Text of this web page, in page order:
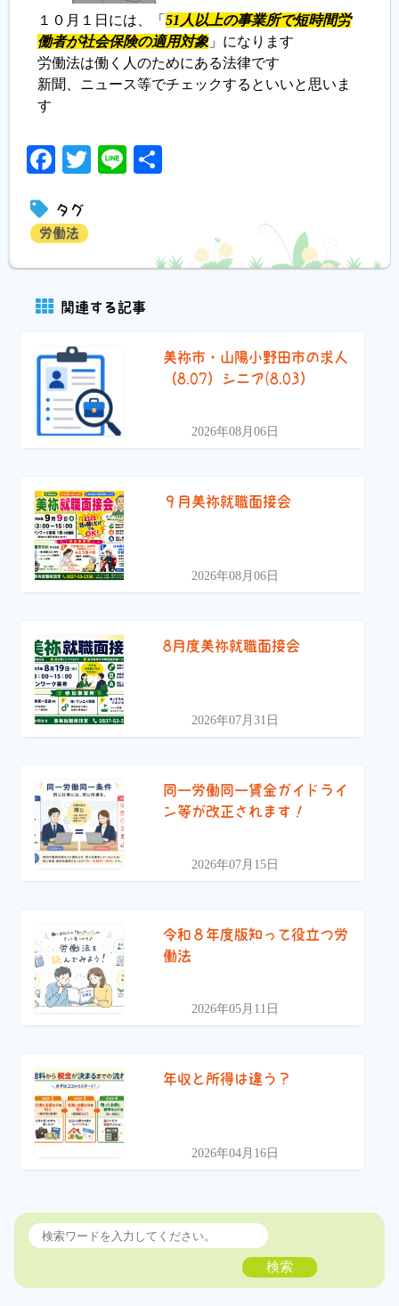
１０月１日には、「 51人以上の事業所で短時間労
働者が社会保険の適用対象」になります
労働法は働く人のためにある法律です
新聞、ニュース等でチェックするといいと思いま
す
Facebook
Twitter
Line
タグ
労働法
関連する記事
美祢市・山陽小野田市の求人
（8.07）シニア(8.03）
2026年08月06日
９月美祢就職面接会
2026年08月06日
8月度美祢就職面接会
2026年07月31日
同一労働同一賃金ガイドライ
ン等が改正されます！
2026年07月15日
令和８年度版知って役立つ労
働法
2026年05月11日
年収と所得は違う？
2026年04月16日
検索